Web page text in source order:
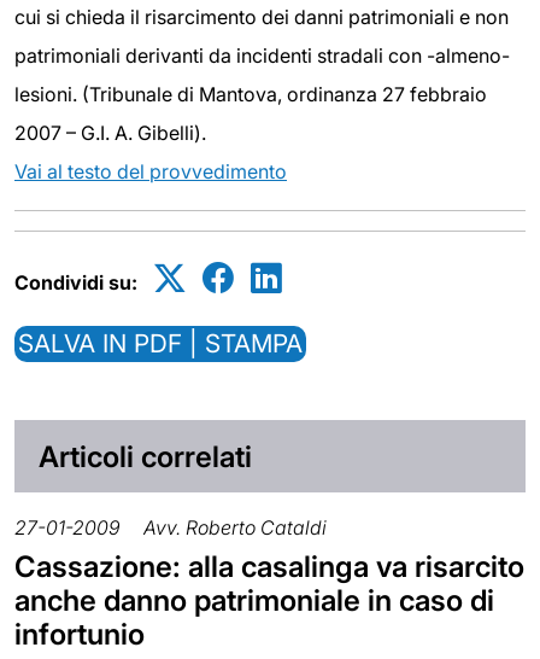
cui si chieda il risarcimento dei danni patrimoniali e non
patrimoniali derivanti da incidenti stradali con -almeno-
lesioni. (Tribunale di Mantova, ordinanza 27 febbraio
2007 – G.I. A. Gibelli).
Vai al testo del provvedimento
Condividi su:
SALVA IN PDF | STAMPA
Articoli correlati
27-01-2009 Avv. Roberto Cataldi
Cassazione: alla casalinga va risarcito
anche danno patrimoniale in caso di
infortunio